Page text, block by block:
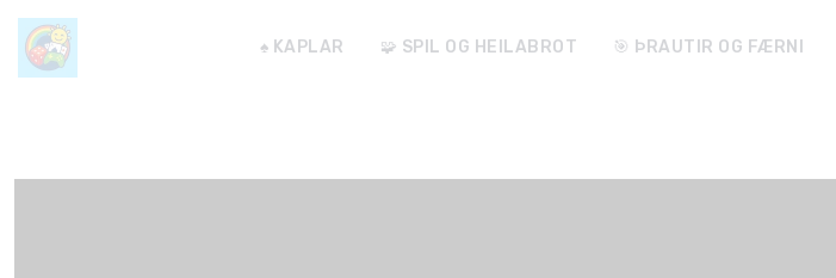
♠️ KAPLAR 🧩 SPIL OG HEILABROT 🎯 ÞRAUTIR OG FÆRNI